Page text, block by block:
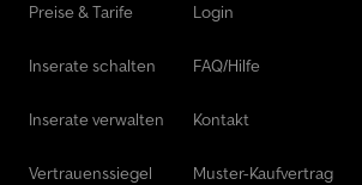
Preise & Tarife
Inserate schalten
Inserate verwalten
Vertrauenssiegel
Login
FAQ/Hilfe
Kontakt
Muster-Kaufvertrag